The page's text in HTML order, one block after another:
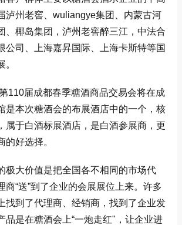
泸州老窖、wuliangye集团、内蒙古河
、椰岛集团，泸州老窖醉三江，中法合
公司、上海嘉昇国际、上海卡斯特等国
届成都春季糖酒商品交易会将在成
是本次糖酒会的布展酒店中的一个，核
属于白酒标展酒店，是白酒参展商，更
的好选择。
大价值是把全国各不相同的市场代
商“送”到了企业的会展展位上来。许多
找到了代理商、经销商，找到了企业发
品是在糖酒会上“一炮走红"，让企业进